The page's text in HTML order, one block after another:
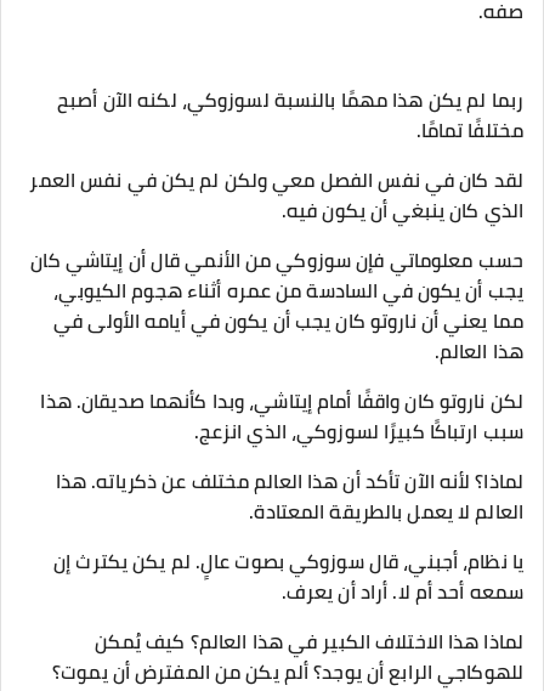
صفه.
ربما لم يكن هذا مهمًا بالنسبة لسوزوكي، لكنه الآن أصبح
مختلفًا تمامًا.
لقد كان في نفس الفصل معي ولكن لم يكن في نفس العمر
الذي كان ينبغي أن يكون فيه.
حسب معلوماتي فإن سوزوكي من الأنمي قال أن إيتاشي كان
يجب أن يكون في السادسة من عمره أثناء هجوم الكيوبي،
مما يعني أن ناروتو كان يجب أن يكون في أيامه الأولى في
هذا العالم.
لكن ناروتو كان واقفًا أمام إيتاشي، وبدا كأنهما صديقان. هذا
سبب ارتباكًا كبيرًا لسوزوكي، الذي انزعج.
لماذا؟ لأنه الآن تأكد أن هذا العالم مختلف عن ذكرياته. هذا
العالم لا يعمل بالطريقة المعتادة.
يا نظام، أجبني، قال سوزوكي بصوت عالٍ. لم يكن يكترث إن
سمعه أحد أم لا. أراد أن يعرف.
لماذا هذا الاختلاف الكبير في هذا العالم؟ كيف يُمكن
للهوكاجي الرابع أن يوجد؟ ألم يكن من المفترض أن يموت؟